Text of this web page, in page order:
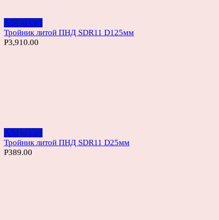
Add to cart
Тройник литой ПНД SDR11 D125мм
Р3,910.00
Add to cart
Тройник литой ПНД SDR11 D25мм
Р389.00